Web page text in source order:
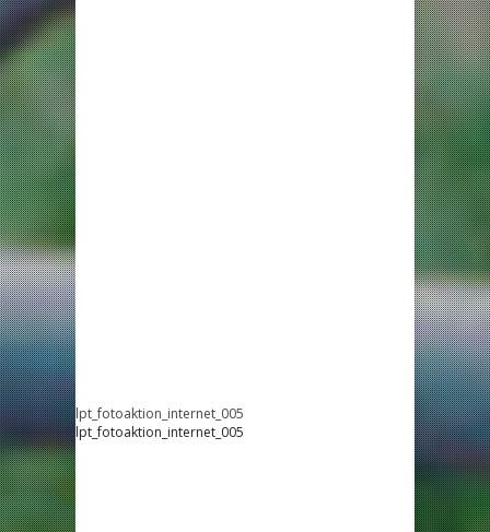
lpt_fotoaktion_internet_005
lpt_fotoaktion_internet_005